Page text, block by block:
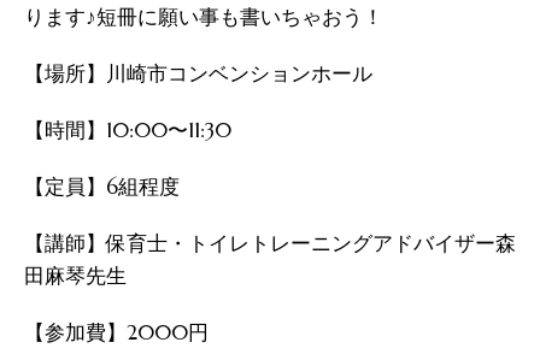
ります♪短冊に願い事も書いちゃおう！
【場所】川崎市コンベンションホール
【時間】10:00〜11:30
【定員】6組程度
【講師】保育士・トイレトレーニングアドバイザー森
田麻琴先生
【参加費】2000円